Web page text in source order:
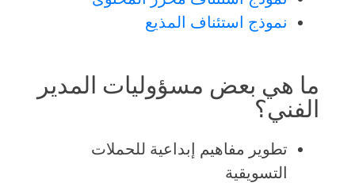
نموذج استئناف المذيع
ما هي بعض مسؤوليات المدير
الفني؟
تطوير مفاهيم إبداعية للحملات
التسويقية